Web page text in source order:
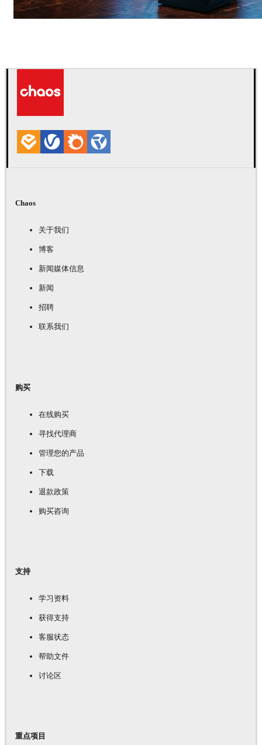
Chaos
关于我们
博客
新闻媒体信息
新闻
招聘
联系我们
购买
在线购买
寻找代理商
管理您的产品
下载
退款政策
购买咨询
支持
学习资料
获得支持
客服状态
帮助文件
讨论区
重点项目